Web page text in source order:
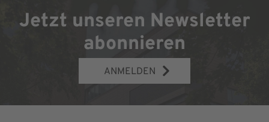
Jetzt unseren Newsletter
abonnieren
ANMELDEN